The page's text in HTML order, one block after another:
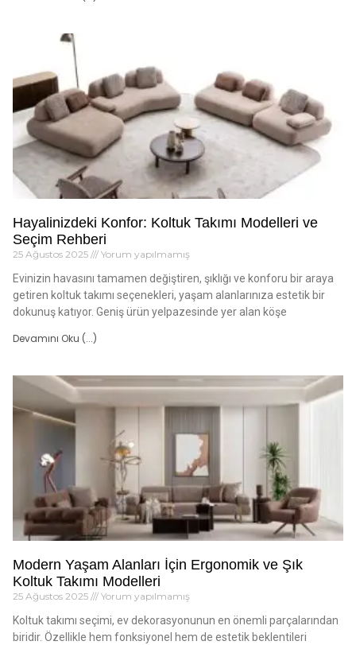
Hayalinizdeki Konfor: Koltuk Takımı Modelleri ve
Seçim Rehberi
25 Ağustos 2025 Yorum yapılmamış
Evinizin havasını tamamen değiştiren, şıklığı ve konforu bir araya
getiren koltuk takımı seçenekleri, yaşam alanlarınıza estetik bir
dokunuş katıyor. Geniş ürün yelpazesinde yer alan köşe
Devamını Oku (...)
Modern Yaşam Alanları İçin Ergonomik ve Şık
Koltuk Takımı Modelleri
25 Ağustos 2025 Yorum yapılmamış
Koltuk takımı seçimi, ev dekorasyonunun en önemli parçalarından
biridir. Özellikle hem fonksiyonel hem de estetik beklentileri